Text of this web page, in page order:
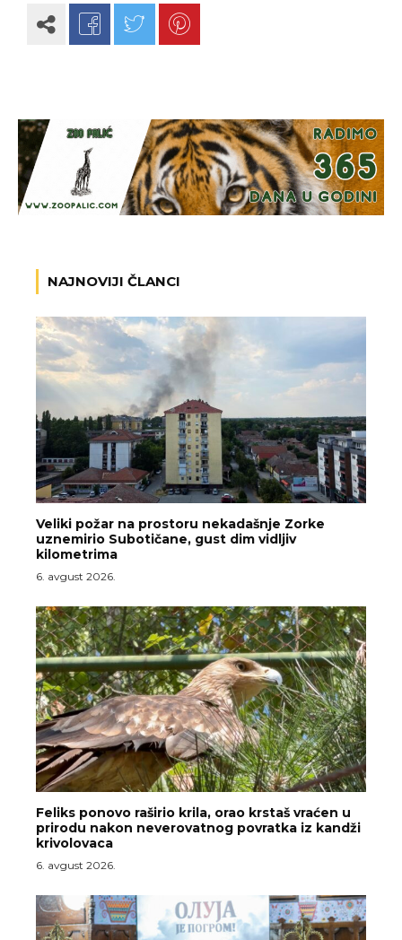
NAJNOVIJI ČLANCI
Veliki požar na prostoru nekadašnje Zorke
uznemirio Subotičane, gust dim vidljiv
kilometrima
6. avgust 2026.
Feliks ponovo raširio krila, orao krstaš vraćen u
prirodu nakon neverovatnog povratka iz kandži
krivolovaca
6. avgust 2026.